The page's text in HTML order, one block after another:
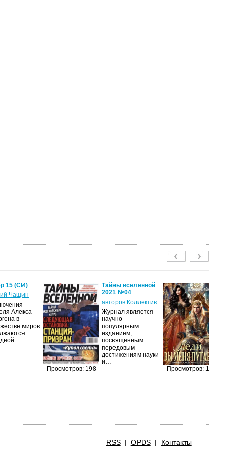
15 (СИ)
Чащин
Алекса
в
миров
Просмотров: 198
Тайны вселенной
2021 №04
авторов Коллектив
Журнал является
научно-
популярным
изданием,
посвященным
передовым
достижениям науки
и…
Просмотров: 198
RSS| OPDS| Контакты